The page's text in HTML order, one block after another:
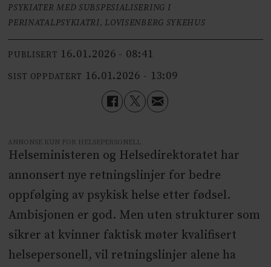
PSYKIATER MED SUBSPESIALISERING I
PERINATALPSYKIATRI, LOVISENBERG SYKEHUS
PUBLISERT 16.01.2026 - 08:41
SIST OPPDATERT 16.01.2026 - 13:09
ANNONSE KUN FOR HELSEPERSONELL
Helseministeren og Helsedirektoratet har
annonsert nye retningslinjer for bedre
oppfølging av psykisk helse etter fødsel.
Ambisjonen er god. Men uten strukturer som
sikrer at kvinner faktisk møter kvalifisert
helsepersonell, vil retningslinjer alene ha